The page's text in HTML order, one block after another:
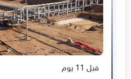
قبل 11 يوم